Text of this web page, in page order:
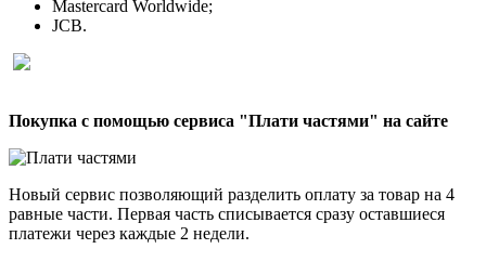
Mastercard Worldwide;
JCB.
Покупка с помощью сервиса "Плати частями" на сайте
Новый сервис позволяющий разделить оплату за товар на 4
равные части. Первая часть списывается сразу оставшиеся
платежи через каждые 2 недели.